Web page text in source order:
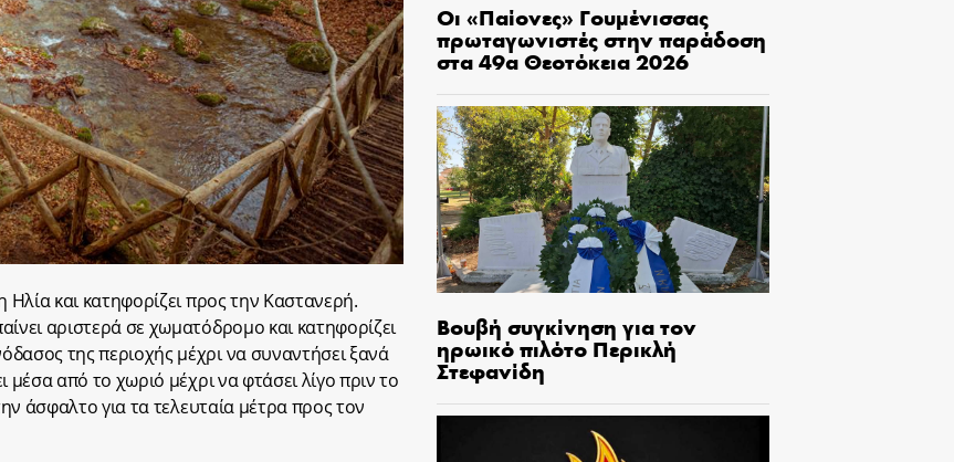
και κατηφορίζει προς την Καστανερή.
αριστερά σε χωματόδρομο και κατηφορίζει
της περιοχής μέχρι να συναντήσει ξανά
από το χωριό μέχρι να φτάσει λίγο πριν το
άσφαλτο για τα τελευταία μέτρα προς τον
Οι «Παίονες» Γουμένισσας
πρωταγωνιστές στην παράδοση
στα 49α Θεοτόκεια 2026
Βουβή συγκίνηση για τον
ηρωικό πιλότο Περικλή
Στεφανίδη